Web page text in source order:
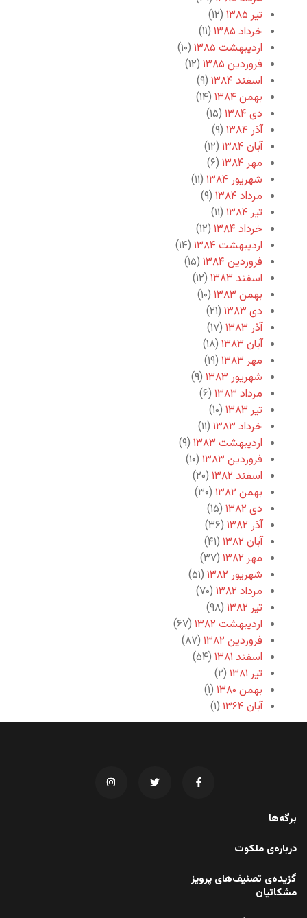
تیر ۱۳۸۵
(۱۲)
خرداد ۱۳۸۵
(۱۱)
اردیبهشت ۱۳۸۵
(۱۰)
فروردین ۱۳۸۵
(۱۲)
اسفند ۱۳۸۴
(۹)
بهمن ۱۳۸۴
(۱۴)
دی ۱۳۸۴
(۱۵)
آذر ۱۳۸۴
(۹)
آبان ۱۳۸۴
(۱۲)
مهر ۱۳۸۴
(۶)
شهریور ۱۳۸۴
(۱۱)
مرداد ۱۳۸۴
(۹)
تیر ۱۳۸۴
(۱۱)
خرداد ۱۳۸۴
(۱۲)
اردیبهشت ۱۳۸۴
(۱۴)
فروردین ۱۳۸۴
(۱۵)
اسفند ۱۳۸۳
(۱۲)
بهمن ۱۳۸۳
(۱۰)
دی ۱۳۸۳
(۲۱)
آذر ۱۳۸۳
(۱۷)
آبان ۱۳۸۳
(۱۸)
مهر ۱۳۸۳
(۱۹)
شهریور ۱۳۸۳
(۹)
مرداد ۱۳۸۳
(۶)
تیر ۱۳۸۳
(۱۰)
خرداد ۱۳۸۳
(۱۱)
اردیبهشت ۱۳۸۳
(۹)
فروردین ۱۳۸۳
(۱۰)
اسفند ۱۳۸۲
(۲۰)
بهمن ۱۳۸۲
(۳۰)
دی ۱۳۸۲
(۱۵)
آذر ۱۳۸۲
(۳۶)
آبان ۱۳۸۲
(۴۱)
مهر ۱۳۸۲
(۳۷)
شهریور ۱۳۸۲
(۵۱)
مرداد ۱۳۸۲
(۷۰)
تیر ۱۳۸۲
(۹۸)
اردیبهشت ۱۳۸۲
(۶۷)
فروردین ۱۳۸۲
(۸۷)
اسفند ۱۳۸۱
(۵۴)
تیر ۱۳۸۱
(۲)
بهمن ۱۳۸۰
(۱)
آبان ۱۳۶۴
(۱)
برگه‌ها
درباره‌ی ملکوت
گزیده‌ی تصنیف‌های پرویز
مشکاتیان